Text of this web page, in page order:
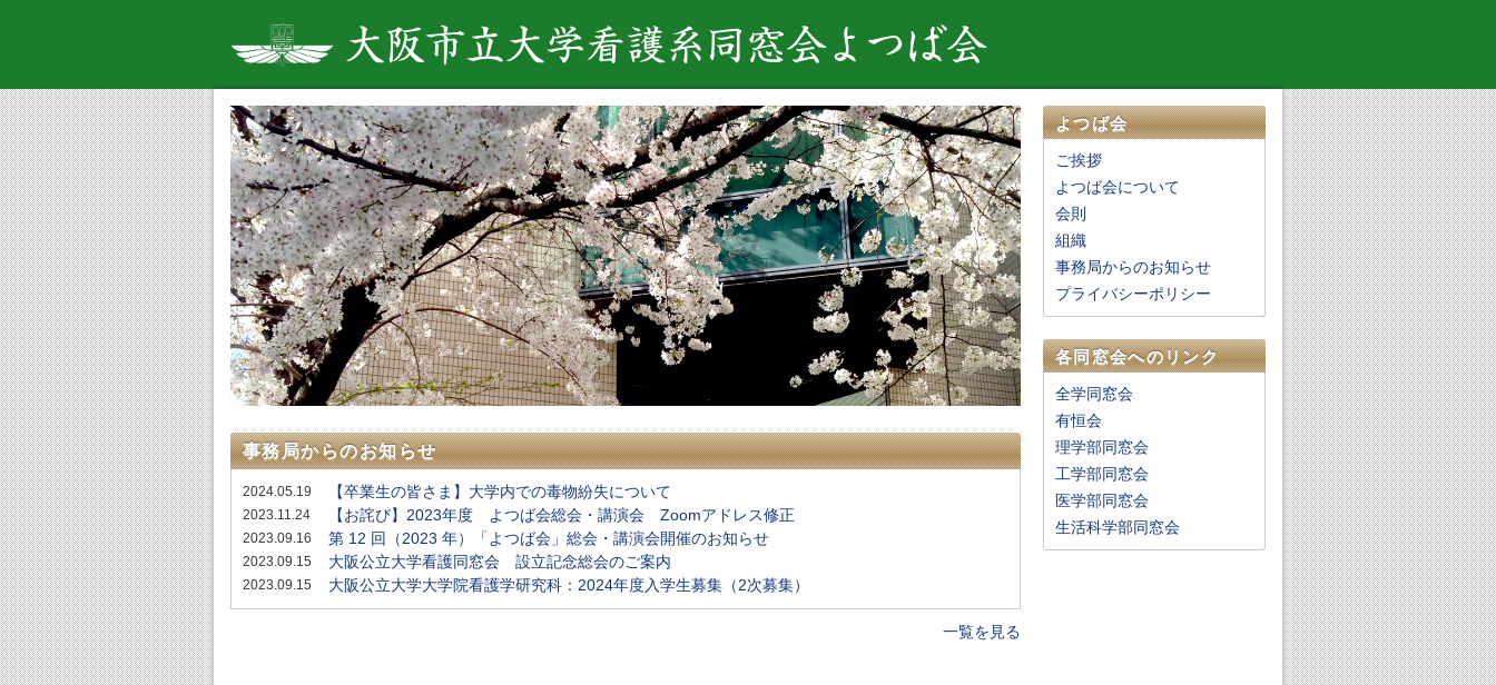
事務局からのお知らせ
2024.05.19 【卒業生の皆さま】大学内での毒物紛失について
2023.11.24 【お詫び】2023年度 よつば会総会・講演会 Zoomアドレス修正
2023.09.16 第 12 回（2023 年）「よつば会」総会・講演会開催のお知らせ
2023.09.15 大阪公立大学看護同窓会 設立記念総会のご案内
2023.09.15 大阪公立大学大学院看護学研究科：2024年度入学生募集（2次募集）
一覧を見る
よつば会
ご挨拶
よつば会について
会則
組織
事務局からのお知らせ
プライバシーポリシー
各同窓会へのリンク
全学同窓会
有恒会
理学部同窓会
工学部同窓会
医学部同窓会
生活科学部同窓会